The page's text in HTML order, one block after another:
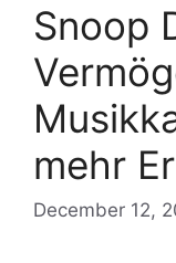
Snoop
mehr
December 12,